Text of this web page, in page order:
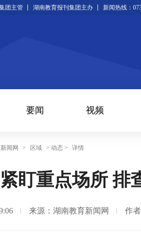
团主管 湖南教育报刊集团主办 新闻热线：
要闻 视频
闻网 > 区域 > 动态 > 详情
盯重点场所 排
来源：湖南教育新闻网 作